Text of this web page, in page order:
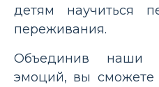
детям научиться
переживания.
Объединив наши
эмоций, вы сможете